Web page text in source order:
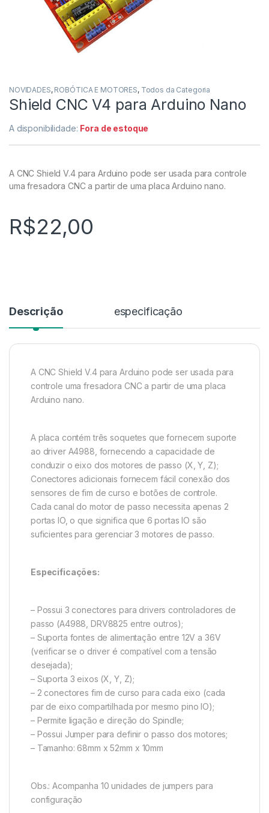
NOVIDADES, ROBÓTICA E MOTORES, Todos da Categoria
Shield CNC V4 para Arduino Nano
A disponibilidade: Fora de estoque
A CNC Shield V.4 para Arduino pode ser usada para controle
uma fresadora CNC a partir de uma placa Arduino nano.
R$22,00
Descrição especificação
A CNC Shield V.4 para Arduino pode ser usada para
controle uma fresadora CNC a partir de uma placa
Arduino nano.
A placa contém três soquetes que fornecem suporte
ao driver A4988, fornecendo a capacidade de
conduzir o eixo dos motores de passo (X, Y, Z);
Conectores adicionais fornecem fácil conexão dos
sensores de fim de curso e botões de controle.
Cada canal do motor de passo necessita apenas 2
portas IO, o que significa que 6 portas IO são
suficientes para gerenciar 3 motores de passo.
Especificações:
– Possui 3 conectores para drivers controladores de
passo (A4988, DRV8825 entre outros);
– Suporta fontes de alimentação entre 12V a 36V
(verificar se o driver é compatível com a tensão
desejada);
– Suporta 3 eixos (X, Y, Z);
– 2 conectores fim de curso para cada eixo (cada
par de eixo compartilhada por mesmo pino IO);
– Permite ligação e direção do Spindle;
– Possui Jumper para definir o passo dos motores;
– Tamanho: 68mm x 52mm x 10mm
Obs.: Acompanha 10 unidades de jumpers para
configuração